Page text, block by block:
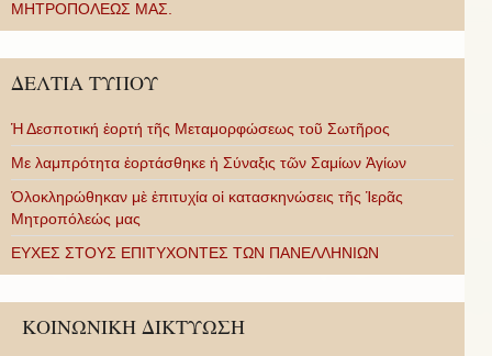
ΜΗΤΡΟΠΟΛΕΩΣ ΜΑΣ.
ΔΕΛΤΙΑ ΤΥΠΟΥ
Ἡ Δεσποτική ἑορτή τῆς Μεταμορφώσεως τοῦ Σωτῆρος
Με λαμπρότητα ἑορτάσθηκε ἡ Σύναξις τῶν Σαμίων Ἁγίων
Ὁλοκληρώθηκαν μὲ ἐπιτυχία οἱ κατασκηνώσεις τῆς Ἱερᾶς
Μητροπόλεώς μας
ΕΥΧΕΣ ΣΤΟΥΣ ΕΠΙΤΥΧΟΝΤΕΣ ΤΩΝ ΠΑΝΕΛΛΗΝΙΩΝ
ΚΟΙΝΩΝΙΚΗ ΔΙΚΤΥΩΣΗ